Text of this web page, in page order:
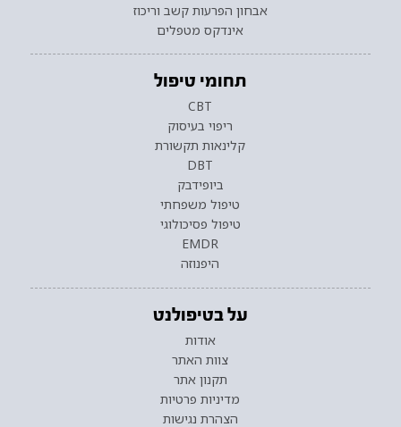
אבחון הפרעות קשב וריכוז
אינדקס מטפלים
תחומי טיפול
CBT
ריפוי בעיסוק
קלינאות תקשורת
DBT
ביופידבק
טיפול משפחתי
טיפול פסיכולוגי
EMDR
היפנוזה
על בטיפולנט
אודות
צוות האתר
תקנון אתר
מדיניות פרטיות
הצהרת נגישות